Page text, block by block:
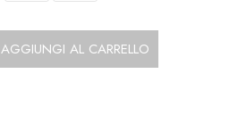
AGGIUNGI AL CARRELLO